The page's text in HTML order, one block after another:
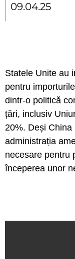
09.04.25
Statele Unite au
pentru
dintr-o politică
țări, inclusiv
20%. Deși
administrația
necesare pentru
începerea unor